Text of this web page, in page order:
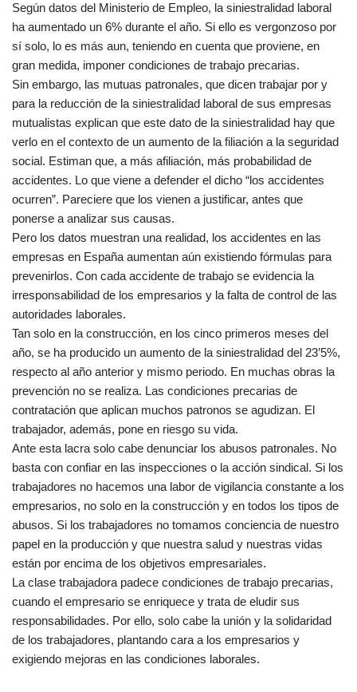
Según datos del Ministerio de Empleo, la siniestralidad laboral
ha aumentado un 6% durante el año. Si ello es vergonzoso por
sí solo, lo es más aun, teniendo en cuenta que proviene, en
gran medida, imponer condiciones de trabajo precarias.
Sin embargo, las mutuas patronales, que dicen trabajar por y
para la reducción de la siniestralidad laboral de sus empresas
mutualistas explican que este dato de la siniestralidad hay que
verlo en el contexto de un aumento de la filiación a la seguridad
social. Estiman que, a más afiliación, más probabilidad de
accidentes. Lo que viene a defender el dicho “los accidentes
ocurren”. Pareciere que los vienen a justificar, antes que
ponerse a analizar sus causas.
Pero los datos muestran una realidad, los accidentes en las
empresas en España aumentan aún existiendo fórmulas para
prevenirlos. Con cada accidente de trabajo se evidencia la
irresponsabilidad de los empresarios y la falta de control de las
autoridades laborales.
Tan solo en la construcción, en los cinco primeros meses del
año, se ha producido un aumento de la siniestralidad del 23’5%,
respecto al año anterior y mismo periodo. En muchas obras la
prevención no se realiza. Las condiciones precarias de
contratación que aplican muchos patronos se agudizan. El
trabajador, además, pone en riesgo su vida.
Ante esta lacra solo cabe denunciar los abusos patronales. No
basta con confiar en las inspecciones o la acción sindical. Si los
trabajadores no hacemos una labor de vigilancia constante a los
empresarios, no solo en la construcción y en todos los tipos de
abusos. Si los trabajadores no tomamos conciencia de nuestro
papel en la producción y que nuestra salud y nuestras vidas
están por encima de los objetivos empresariales.
La clase trabajadora padece condiciones de trabajo precarias,
cuando el empresario se enriquece y trata de eludir sus
responsabilidades. Por ello, solo cabe la unión y la solidaridad
de los trabajadores, plantando cara a los empresarios y
exigiendo mejoras en las condiciones laborales.